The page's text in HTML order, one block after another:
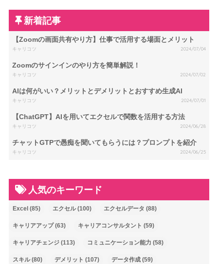
新着記事
【Zoomの画面共有やり方】仕事で活用する場面とメリット
キャリコツ 2024/07/04
Zoomのサインインのやり方を簡単解説！
キャリコツ 2024/07/02
AIは何がいい？メリットとデメリットとおすすめ生成AI
キャリコツ 2024/07/01
【ChatGPT】AIを用いてエクセルで関数を活用する方法
キャリコツ 2024/06/28
チャットGTPで愚痴を聞いてもらうには？プロンプトを紹介
キャリコツ 2024/06/25
人気のキーワード
Excel (85) エクセル(100) エクセルデータ (88)
キャリアアップ(63) キャリアコンサルタント (59)
キャリアチェンジ(113) コミュニケーション能力 (58)
スキル(80) デメリット (107) データ作成(59)